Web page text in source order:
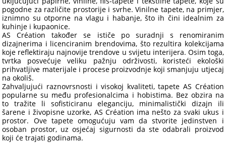
pogodne za različite prostorije i svrhe. Vinilne tapete, na primjer,
iznimno su otporne na vlagu i habanje, što ih čini idealnim za
kuhinje i kupaonice.
AS Création također se ističe po suradnji s renomiranim
dizajnerima i licenciranim brendovima, što rezultira kolekcijama
koje reflektiraju najnovije trendove u svijetu interijera. Osim toga,
tvrtka posvećuje veliku pažnju održivosti, koristeći ekološki
prihvatljive materijale i procese proizvodnje koji smanjuju utjecaj
na okoliš.
Zahvaljujući raznovrsnosti i visokoj kvaliteti, tapete AS Création
popularne su među profesionalcima i hobistima. Bez obzira na
to tražite li sofisticiranu eleganciju, minimalistički dizajn ili
šarene i živopisne uzorke, AS Création ima nešto za svaki ukus i
prostor. Ove tapete omogućuju vam da stvorite jedinstven i
osoban prostor, uz osjećaj sigurnosti da ste odabrali proizvod
koji će trajati godinama.